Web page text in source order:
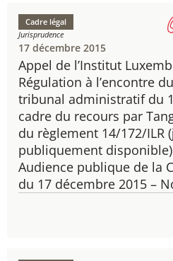
Appel de l’Institut
Régulation à l’encontre
tribunal administratif du
cadre du recours par
du règlement 14/172/ILR
publiquement disponible)
Audience publique de la
du 17 décembre 2015 –
Cadre légal
Jurisprudence
17 décembre 2015